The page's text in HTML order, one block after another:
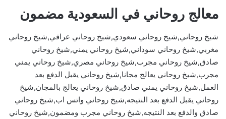
معالج روحاني في السعودية مضمون
شيخ روحاني,شيخ روحاني سعودي,شيخ روحاني عراقي,شيخ روحاني
مغربي,شيخ روحاني سوداني,شيخ روحاني يمني,شيخ روحاني
صادق,شيخ روحاني مجرب,شيخ روحاني مصري,شيخ روحاني يمني
مجرب,شيخ روحاني يعالج مجانا,شيخ روحاني يقبل الدفع بعد
العمل,شيخ روحاني يمني صادق,شيخ روحاني يعالج بالمجان,شيخ
روحاني يقبل الدفع بعد النتيجه,شيخ روحاني واتس اب,شيخ روحاني
صادق والدفع بعد النتيجه,شيخ روحاني مجرب ومضمون,شيخ روحاني